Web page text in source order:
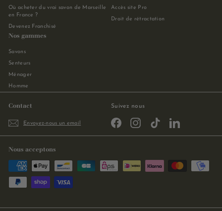
Où acheter du vrai savon de Marseille
en France ?
Devenez Franchisé
Accès site Pro
Droit de rétractation
Nos gammes
Savons
Senteurs
Ménager
Homme
Contact
Envoyez-nous un email
Suivez nous
FacebookInstagramTikTok LinkedIn
Nous acceptons